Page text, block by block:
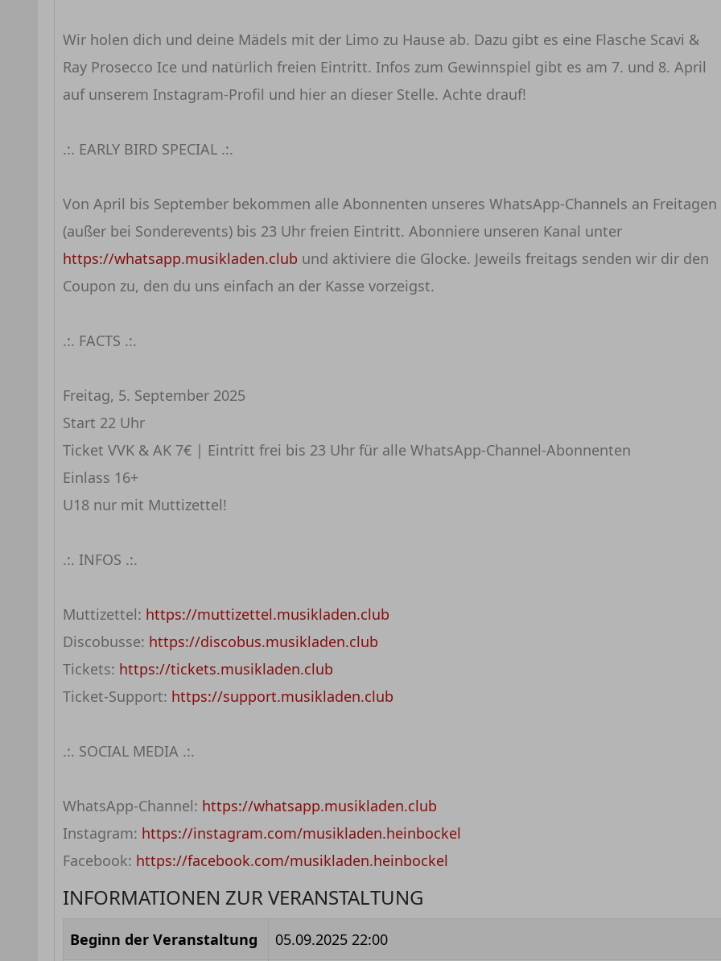
Wir holen dich und deine Mädels mit der Limo zu Hause ab. Dazu gibt es eine Flasche Scavi &
Ray Prosecco Ice und natürlich freien Eintritt. Infos zum Gewinnspiel gibt es am 7. und 8. April
auf unserem Instagram-Profil und hier an dieser Stelle. Achte drauf!
.:. EARLY BIRD SPECIAL .:.
Von April bis September bekommen alle Abonnenten unseres WhatsApp-Channels an Freitagen
(außer bei Sonderevents) bis 23 Uhr freien Eintritt. Abonniere unseren Kanal unter
https://whatsapp.musikladen.club und aktiviere die Glocke. Jeweils freitags senden wir dir den
Coupon zu, den du uns einfach an der Kasse vorzeigst.
.:. FACTS .:.
Freitag, 5. September 2025
Start 22 Uhr
Ticket VVK & AK 7€ | Eintritt frei bis 23 Uhr für alle WhatsApp-Channel-Abonnenten
Einlass 16+
U18 nur mit Muttizettel!
.:. INFOS .:.
Muttizettel: https://muttizettel.musikladen.club
Discobusse: https://discobus.musikladen.club
Tickets: https://tickets.musikladen.club
Ticket-Support: https://support.musikladen.club
.:. SOCIAL MEDIA .:.
WhatsApp-Channel: https://whatsapp.musikladen.club
Instagram: https://instagram.com/musikladen.heinbockel
Facebook: https://facebook.com/musikladen.heinbockel
INFORMATIONEN ZUR VERANSTALTUNG
Beginn der Veranstaltung 05.09.2025 22:00